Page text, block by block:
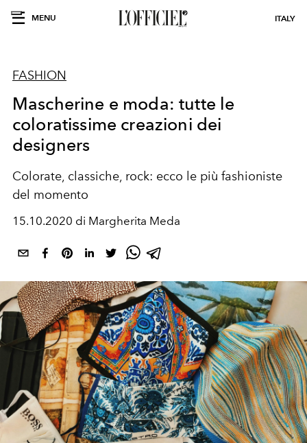
MENU ITALY
FASHION
Mascherine e moda: tutte le
coloratissime creazioni dei
designers
Colorate, classiche, rock: ecco le più fashioniste
del momento
15.10.2020 di Margherita Meda